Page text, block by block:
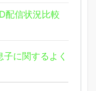
配信状況比較
に関するよく